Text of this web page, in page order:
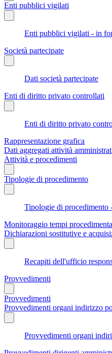
Enti pubblici vigilati
Enti pubblici vigilati - in
Società partecipate
Dati società partecipate
Enti di diritto privato controllati
Enti di diritto privato
Rappresentazione grafica
Dati aggregati attività
Attività e procedimenti
Tipologie di procedimento
Tipologie di procedimento
Monitoraggio tempi
Dichiarazioni sostitutive e
Recapiti dell'ufficio
Provvedimenti
Provvedimenti
Provvedimenti organi indirizzo
Provvedimenti organi